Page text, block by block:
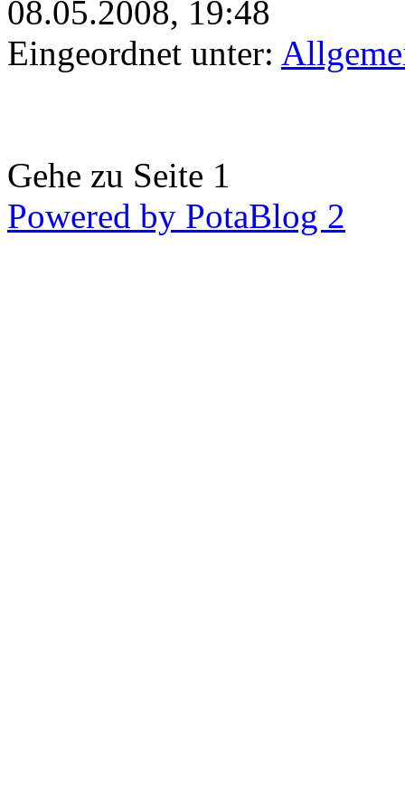
08.05.2008, 19:48
Eingeordnet unter:
Gehe zu Seite 1
Powered by PotaBlog 2